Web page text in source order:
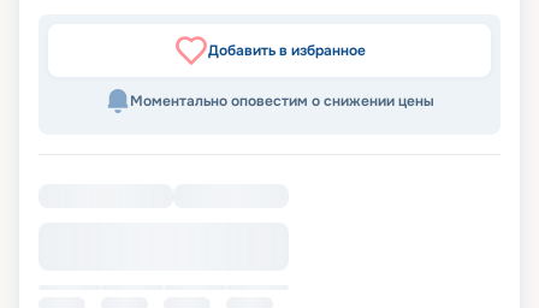
Добавить в избранное
Моментально оповестим о снижении цены